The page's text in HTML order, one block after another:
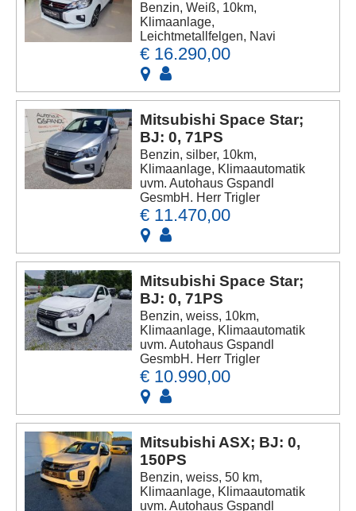
Benzin, Weiß, 10km,
Klimaanlage,
Leichtmetallfelgen, Navi
€ 16.290,00
Mitsubishi Space Star;
BJ: 0, 71PS
Benzin, silber, 10km,
Klimaanlage, Klimaautomatik
uvm. Autohaus Gspandl
GesmbH. Herr Trigler
€ 11.470,00
Mitsubishi Space Star;
BJ: 0, 71PS
Benzin, weiss, 10km,
Klimaanlage, Klimaautomatik
uvm. Autohaus Gspandl
GesmbH. Herr Trigler
€ 10.990,00
Mitsubishi ASX; BJ: 0,
150PS
Benzin, weiss, 50 km,
Klimaanlage, Klimaautomatik
uvm. Autohaus Gspandl